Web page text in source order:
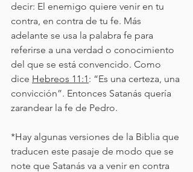
decir: El enemigo quiere venir en tu
contra, en contra de tu fe. Más
adelante se usa la palabra fe para
referirse a una verdad o conocimiento
del que se está convencido. Como
dice Hebreos 11:1: “Es una certeza, una
convicción”. Entonces Satanás quería
zarandear la fe de Pedro.
*Hay algunas versiones de la Biblia que
traducen este pasaje de modo que se
note que Satanás va a venir en contra